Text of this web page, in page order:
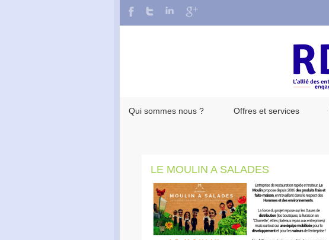
Qui sommes nous ? Offres et services
LE MOULIN A SALADES